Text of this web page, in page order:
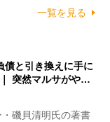
一覧を見る
債と引き換えに手に
突然マルサがや…
磯貝清明氏の著書